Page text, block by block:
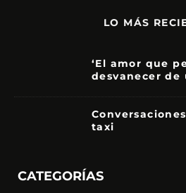
LO MÁS
‘El amor que
desvanecer
taxi
CATEGORÍAS